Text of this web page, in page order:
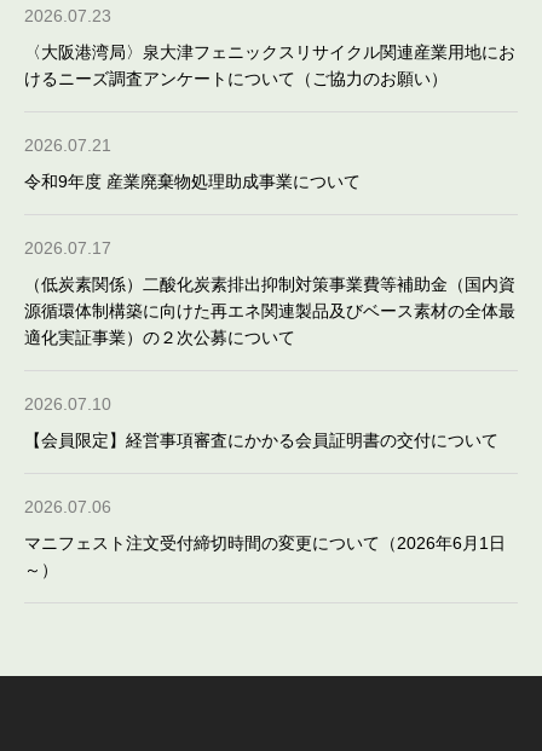
2026.07.23
〈大阪港湾局〉泉大津フェニックスリサイクル関連産業用地にお
けるニーズ調査アンケートについて（ご協力のお願い）
2026.07.21
令和9年度 産業廃棄物処理助成事業について
2026.07.17
（低炭素関係）二酸化炭素排出抑制対策事業費等補助金（国内資
源循環体制構築に向けた再エネ関連製品及びベース素材の全体最
適化実証事業）の２次公募について
2026.07.10
【会員限定】経営事項審査にかかる会員証明書の交付について
2026.07.06
マニフェスト注文受付締切時間の変更について（2026年6月1日
～）